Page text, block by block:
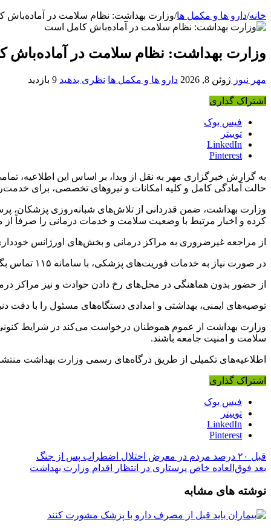
خانه/دارو ها و مکمل ها/وزارت بهداشت: نظام سلامت در آماده‌باش
وزارت بهداشت: نظام سلامت در آماده‌باش
مهر نیوز ژوئن 8, 2026 دارو ها و مکمل ها نظری بدهید 9 بازدید
اشتراک گذاری
فیس بوک
توییتر
LinkedIn
Pinterest
به گزارش خبرگزاری مهر به نقل از وبدا، بر اساس این اطلاعیه،
حالت آمادگی کامل و کلیه امکانات و نیروهای تخصصی، برای
وزارت بهداشت، ضمن قدردانی از تلاش‌های شبانه‌روزی پزشکان،
کرده و اخبار مرتبط با وضعیت سلامت و خدمات درمانی را صرفاً از
از مراجعه غیرضروری به مراکز درمانی و بخش‌های اورژانس
در صورت نیاز به خدمات فوریت‌های پزشکی، با سامانه ۱۱۵ تماس بگیرند.
از حضور بدون هماهنگی در محل‌های رخ دادن حوادث و نیز مراکز
توصیه‌های ایمنی، بهداشتی و امدادی دستگاه‌های مسئول را با دقت
وزارت بهداشت از عموم هموطنان درخواست می‌کند در شرایط کنونی
سلامت و امنیت جامعه باشند.
اطلاعیه‌های تکمیلی از طریق درگاه‌های رسمی وزارت بهداشت
اشتراک گذاری
فیس بوک
توییتر
LinkedIn
Pinterest
قبل
بعد فوق‌العاده خاص پرستاری در انتظار اقدام وزارت بهداشت
نوشته های مشابه